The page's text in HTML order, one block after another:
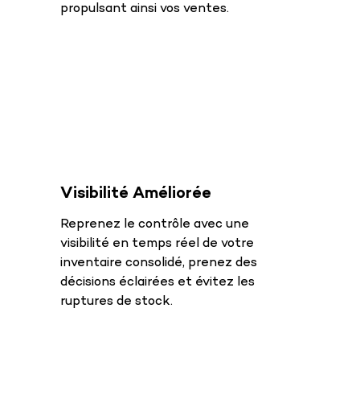
propulsant ainsi vos ventes.
Visibilité Améliorée
Reprenez le contrôle avec une
visibilité en temps réel de votre
inventaire consolidé, prenez des
décisions éclairées et évitez les
ruptures de stock.